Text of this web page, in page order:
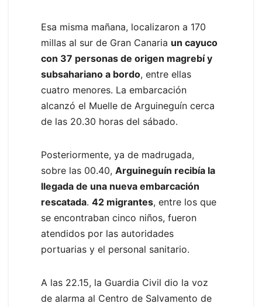
Esa misma mañana, localizaron a 170
millas al sur de Gran Canaria un cayuco
con 37 personas de origen magrebí y
subsahariano a bordo, entre ellas
cuatro menores. La embarcación
alcanzó el Muelle de Arguineguín cerca
de las 20.30 horas del sábado.
Posteriormente, ya de madrugada,
sobre las 00.40, Arguineguín recibía la
llegada de una nueva embarcación
rescatada. 42 migrantes, entre los que
se encontraban cinco niños, fueron
atendidos por las autoridades
portuarias y el personal sanitario.
A las 22.15, la Guardia Civil dio la voz
de alarma al Centro de Salvamento de